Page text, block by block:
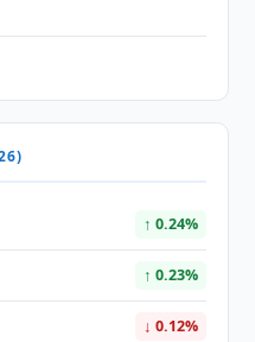
↑ 0.24%
↑ 0.23%
↓ 0.12%